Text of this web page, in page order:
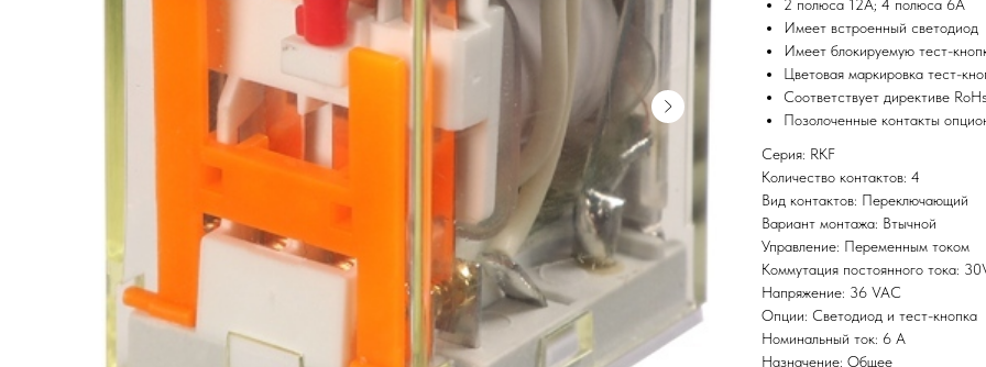
2 полюса 12А; 4 полюса 6А
Имеет встроенный светодиод
Имеет блокируемую тест-
Цветовая маркировка тест-
Соответствует директиве
Позолоченные контакты
Серия: RKF
Количество контактов: 4
Вид контактов: Переключающий
Вариант монтажа: Втычной
Управление: Переменным током
Коммутация постоянного тока:
Напряжение: 36 VAC
Опции: Светодиод и тест-кнопка
Номинальный ток: 6 А
Назначение: Общее